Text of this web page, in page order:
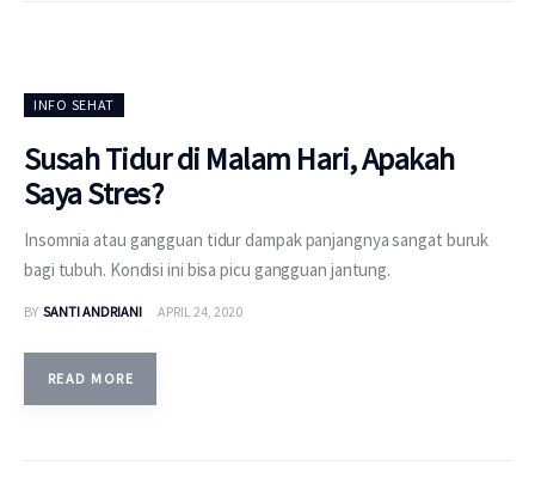
INFO SEHAT
Susah Tidur di Malam Hari, Apakah
Saya Stres?
Insomnia atau gangguan tidur dampak panjangnya sangat buruk
bagi tubuh. Kondisi ini bisa picu gangguan jantung.
BY SANTI ANDRIANI APRIL 24, 2020
READ MORE